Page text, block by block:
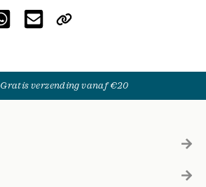
Gratis verzending vanaf €20